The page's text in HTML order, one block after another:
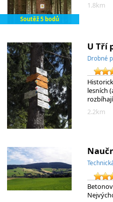
Soutěž 5 bodů
1.8km
U Tří
Drobné
lesních
2.2km